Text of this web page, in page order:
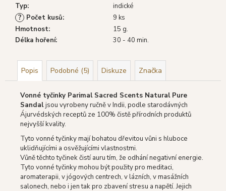
Typ: indické
? Počet kusů:
9 ks
Hmotnost:
15 g.
Délka hoření: 30 - 40 min.
Popis Podobné (5) Diskuze Značka
Vonné tyčinky Parimal Sacred Scents Natural Pure
Sandaljsou vyrobeny ručně v Indii, podle starodávných
Ájurvédských receptů ze 100% čistě přírodních produktů
nejvyšší kvality.
Tyto vonné tyčinky mají bohatou dřevitou vůni s hluboce
uklidňujícími a osvěžujícími vlastnostmi.
Vůně těchto tyčinek čistí auru tím, že odhání negativní energie.
Tyto vonné tyčinky mohou být použity pro meditaci,
aromaterapii, v jógových centrech, v lázních, v masážních
salonech, nebo i jen tak pro zbavení stresu a napětí. Jejich
SHRINIVAS
SATYA
VONNÉ
TYČINKY
SUPER
15
29
Původně: